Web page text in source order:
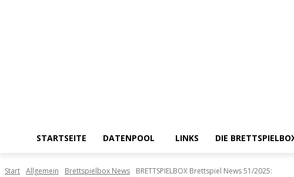
STARTSEITE DATENPOOL LINKS DIE
Start Allgemein Brettspielbox News BRETTSPIELBOX Brettspiel News 51/2025: